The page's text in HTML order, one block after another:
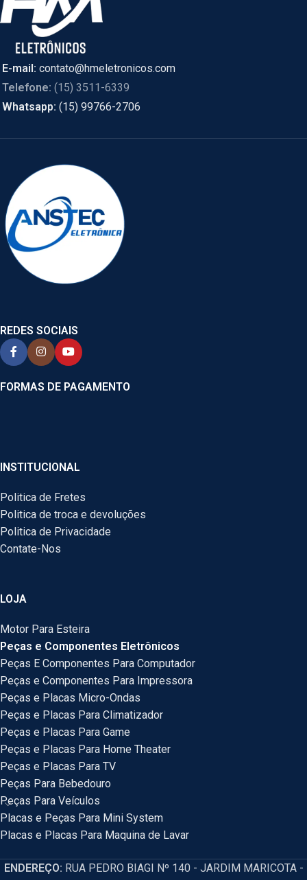
E-mail: contato@hmeletronicos.com
Telefone: (15) 3511-6339
Whatsapp: (15) 99766-2706
REDES SOCIAIS
FORMAS DE PAGAMENTO
INSTITUCIONAL
Politica de Fretes
Politica de troca e devoluções
Politica de Privacidade
Contate-Nos
LOJA
Motor Para Esteira
Peças e Componentes Eletrônicos
Peças E Componentes Para Computador
Peças e Componentes Para Impressora
Peças e Placas Micro-Ondas
Peças e Placas Para Climatizador
Peças e Placas Para Game
Peças e Placas Para Home Theater
Peças e Placas Para TV
Peças Para Bebedouro
Peças Para Veículos
Placas e Peças Para Mini System
Placas e Placas Para Maquina de Lavar
ENDEREÇO: RUA PEDRO BIAGI Nº 140 - JARDIM MARICOTA -